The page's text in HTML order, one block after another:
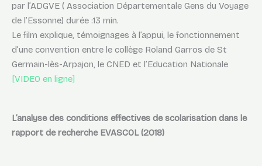
par l’ADGVE ( Association Départementale Gens du Voyage
de l’Essonne) durée :13 min.
Le film explique, témoignages à l’appui, le fonctionnement
d’une convention entre le collège Roland Garros de St
Germain-lès-Arpajon, le CNED et l’Education Nationale
[VIDEO en ligne]
L’analyse des conditions effectives de scolarisation dans le
rapport de recherche EVASCOL (2018)